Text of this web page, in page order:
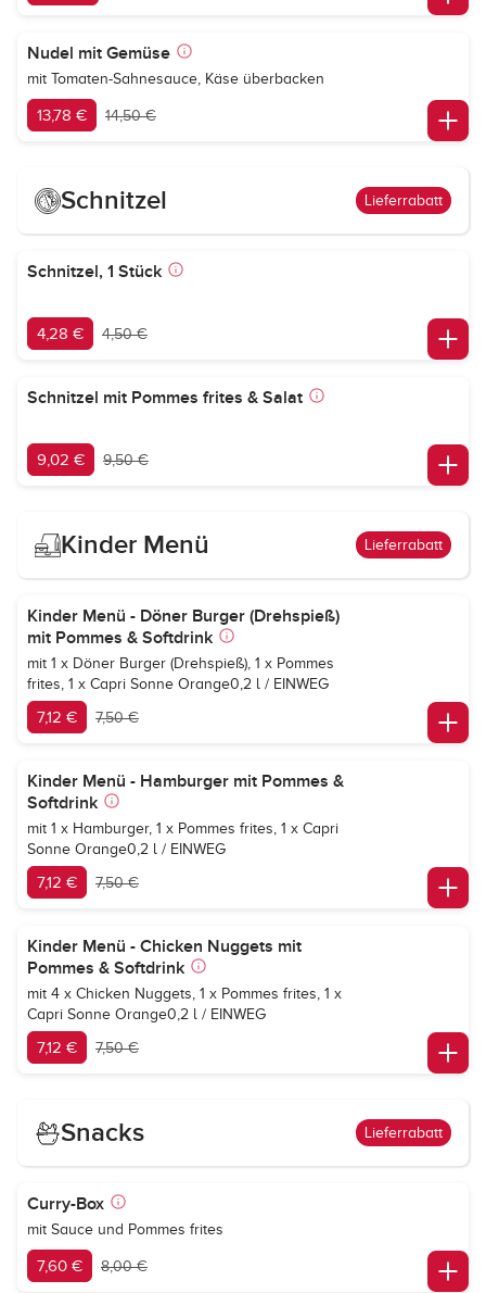
Nudel mit Gemüse
mit Tomaten-Sahnesauce, Käse überbacken
13,78 € 14,50 €
Schnitzel Lieferrabatt
Schnitzel, 1 Stück
4,28 € 4,50 €
Schnitzel mit Pommes frites & Salat
9,02 € 9,50 €
Kinder Menü Lieferrabatt
Kinder Menü - Döner Burger (Drehspieß)
mit Pommes & Softdrink
mit 1 x Döner Burger (Drehspieß), 1 x Pommes
frites, 1 x Capri Sonne Orange0,2 l / EINWEG
7,12 € 7,50 €
Kinder Menü - Hamburger mit Pommes &
Softdrink
mit 1 x Hamburger, 1 x Pommes frites, 1 x Capri
Sonne Orange0,2 l / EINWEG
7,12 € 7,50 €
Kinder Menü - Chicken Nuggets mit
Pommes & Softdrink
mit 4 x Chicken Nuggets, 1 x Pommes frites, 1 x
Capri Sonne Orange0,2 l / EINWEG
7,12 € 7,50 €
Snacks Lieferrabatt
Curry-Box
mit Sauce und Pommes frites
7,60 € 8,00 €